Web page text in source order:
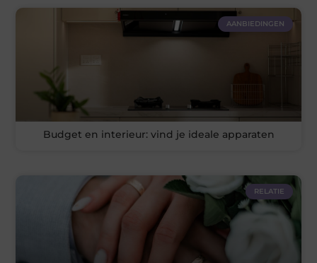
AANBIEDINGEN
Budget en interieur: vind je ideale apparaten
RELATIE